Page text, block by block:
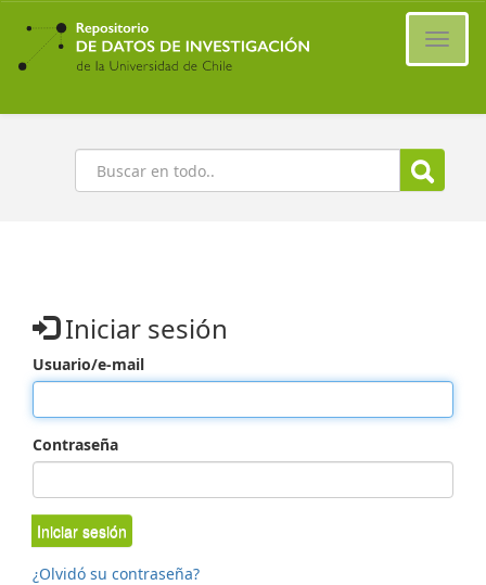
Ir
contenido
principal
Buscar
Iniciar sesión
Usuario/e-mail
Contraseña
Iniciar sesión
¿Olvidó su contraseña?